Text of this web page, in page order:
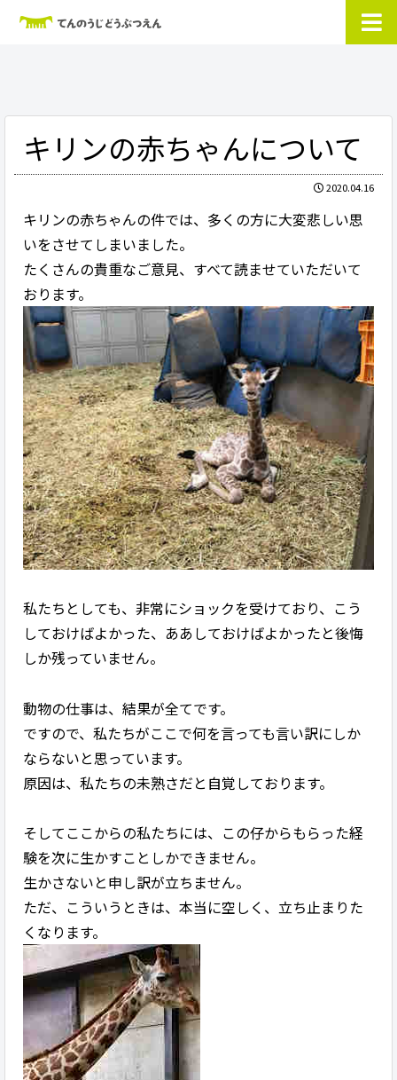
キリンの赤ちゃんについて
2020.04.16
キリンの赤ちゃんの件では、多くの方に大変悲しい思
いをさせてしまいました。
たくさんの貴重なご意見、すべて読ませていただいて
おります。
私たちとしても、非常にショックを受けており、こう
しておけばよかった、ああしておけばよかったと後悔
しか残っていません。
動物の仕事は、結果が全てです。
ですので、私たちがここで何を言っても言い訳にしか
ならないと思っています。
原因は、私たちの未熟さだと自覚しております。
そしてここからの私たちには、この仔からもらった経
験を次に生かすことしかできません。
生かさないと申し訳が立ちません。
ただ、こういうときは、本当に空しく、立ち止まりた
くなります。